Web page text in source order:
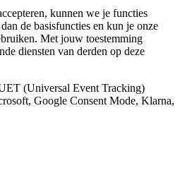
kunnen we je functies
de basisfuncties en kun je onze
Met jouw toestemming
diensten van derden op deze
(Universal Event Tracking)
Google Consent Mode, Klarna,